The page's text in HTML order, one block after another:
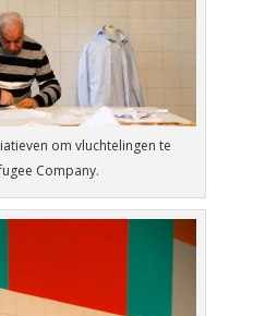
om vluchtelingen te
Company.